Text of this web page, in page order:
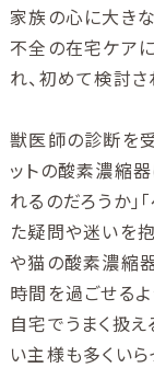
家族の心に大き
不全の在宅ケア
れ、初めて検討さ
獣医師の診断を
ットの酸素濃縮
れるのだろうか」
た疑問や迷いを
や猫の酸素濃縮
時間を過ごせる
自宅でうまく扱
い主様も多くいら